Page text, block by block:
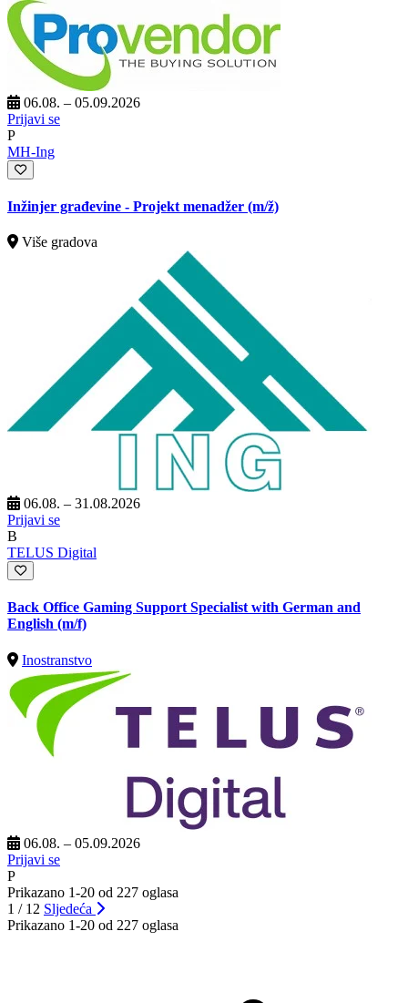
06.08. – 05.09.2026
Prijavi se
P
MH-Ing
Inžinjer građevine - Projekt menadžer (m/ž)
Više gradova
06.08. – 31.08.2026
Prijavi se
B
TELUS Digital
Back Office Gaming Support Specialist with German and
English (m/f)
Inostranstvo
06.08. – 05.09.2026
Prijavi se
P
Prikazano 1-20 od 227 oglasa
1 / 12 Sljedeća
Prikazano 1-20 od 227 oglasa